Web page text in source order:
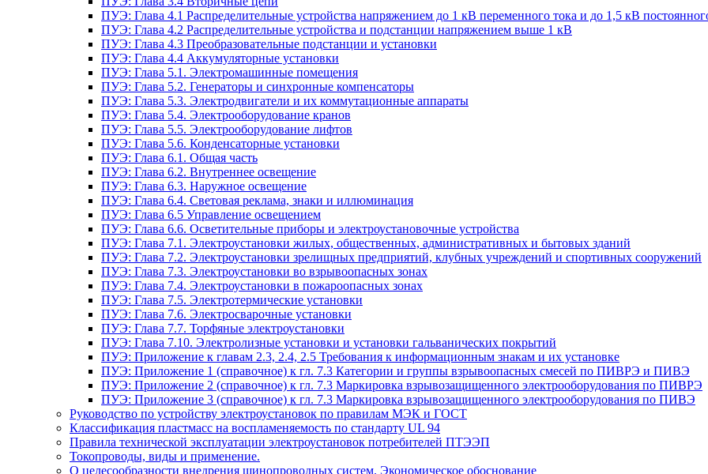
ПУЭ: Глава 4.1 Распределительные устройства напряжением до 1 кВ переменного тока и до 1,5 кВ
ПУЭ: Глава 4.2 Распределительные устройства и подстанции напряжением выше 1 кВ
ПУЭ: Глава 4.3 Преобразовательные подстанции и установки
ПУЭ: Глава 4.4 Аккумуляторные установки
ПУЭ: Глава 5.1. Электромашинные помещения
ПУЭ: Глава 5.2. Генераторы и синхронные компенсаторы
ПУЭ: Глава 5.3. Электродвигатели и их коммутационные аппараты
ПУЭ: Глава 5.4. Электрооборудование кранов
ПУЭ: Глава 5.5. Электрооборудование лифтов
ПУЭ: Глава 5.6. Конденсаторные установки
ПУЭ: Глава 6.1. Общая часть
ПУЭ: Глава 6.2. Внутреннее освещение
ПУЭ: Глава 6.3. Наружное освещение
ПУЭ: Глава 6.4. Световая реклама, знаки и иллюминация
ПУЭ: Глава 6.5 Управление освещением
ПУЭ: Глава 6.6. Осветительные приборы и электроустановочные устройства
ПУЭ: Глава 7.1. Электроустановки жилых, общественных, административных и бытовых зданий
ПУЭ: Глава 7.2. Электроустановки зрелищных предприятий, клубных учреждений и спортивных сооружений
ПУЭ: Глава 7.3. Электроустановки во взрывоопасных зонах
ПУЭ: Глава 7.4. Электроустановки в пожароопасных зонах
ПУЭ: Глава 7.5. Электротермические установки
ПУЭ: Глава 7.6. Электросварочные установки
ПУЭ: Глава 7.7. Торфяные электроустановки
ПУЭ: Глава 7.10. Электролизные установки и установки гальванических покрытий
ПУЭ: Приложение к главам 2.3, 2.4, 2.5 Требования к информационным знакам и их установке
ПУЭ: Приложение 1 (справочное) к гл. 7.3 Категории и группы взрывоопасных смесей по ПИВРЭ и ПИВЭ
ПУЭ: Приложение 2 (справочное) к гл. 7.3 Маркировка взрывозащищенного электрооборудования по ПИВРЭ
ПУЭ: Приложение 3 (справочное) к гл. 7.3 Маркировка взрывозащищенного электрооборудования по ПИВЭ
Руководство по устройству электроустановок по правилам МЭК и ГОСТ
Классификация пластмасс на воспламеняемость по стандарту UL 94
Правила технической эксплуатации электроустановок потребителей ПТЭЭП
Токопроводы, виды и применение.
О целесообразности внедрения шинопроводных систем. Экономическое обоснование